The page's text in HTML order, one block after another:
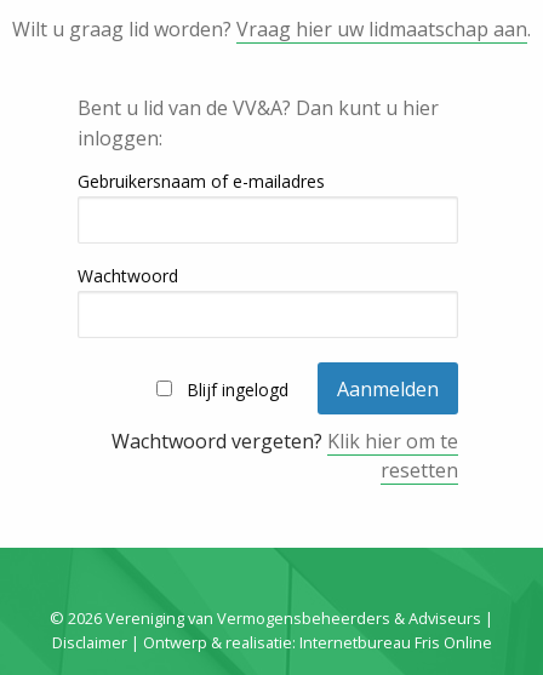
Wilt u graag lid worden? Vraag hier uw lidmaatschap aan.
Bent u lid van de VV&A? Dan kunt u hier
inloggen:
Gebruikersnaam of e-mailadres
Wachtwoord
Blijf ingelogd
Wachtwoord vergeten? Klik hier om te
resetten
© 2026 Vereniging van Vermogensbeheerders & Adviseurs |
Disclaimer| Ontwerp & realisatie: Internetbureau Fris Online